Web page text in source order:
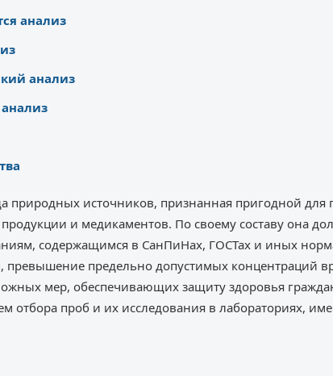
анализ
анализ
природных источников, признанная пригодной
и медикаментов. По своему составу она
содержащимся в СанПиНах, ГОСТах и иных
превышение предельно допустимых концентраций
мер, обеспечивающих защиту здоровья
отбора проб и их исследования в лабораториях,